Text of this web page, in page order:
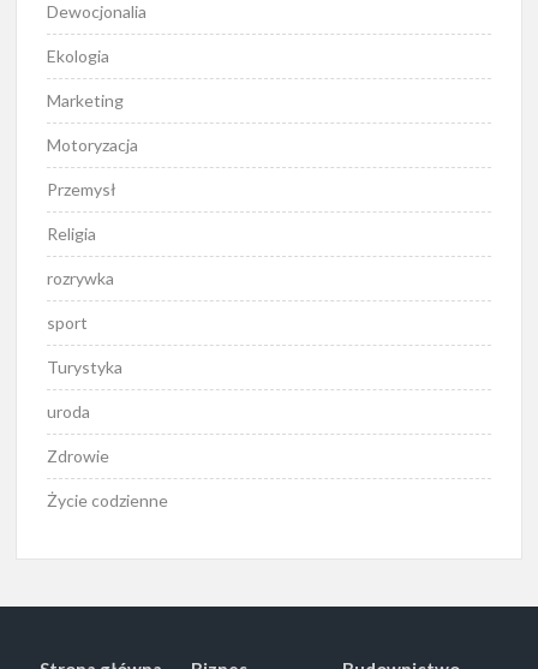
Dewocjonalia
Ekologia
Marketing
Motoryzacja
Przemysł
Religia
rozrywka
sport
Turystyka
uroda
Zdrowie
Życie codzienne